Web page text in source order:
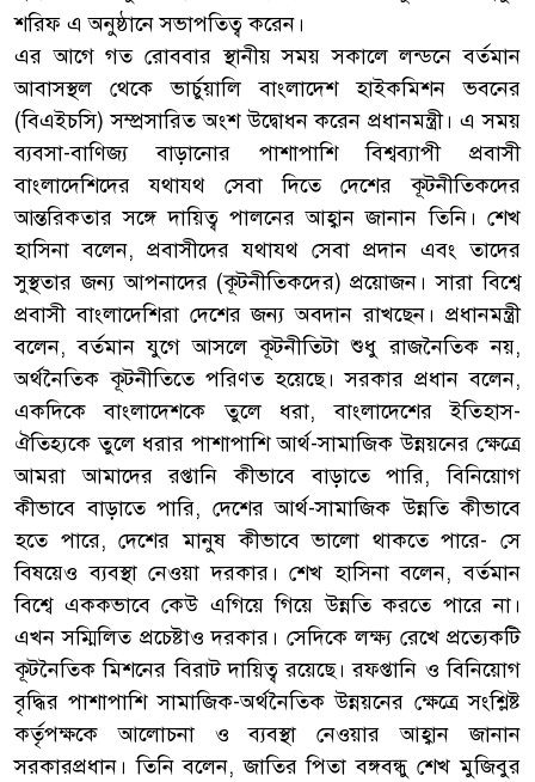
শরিফ এ অনুষ্ঠানে সভাপতিত্ব করেন।
এর আগে গত রোববার স্থানীয় সময় সকালে লন্ডনে বর্তমান
আবাসস্থল থেকে ভার্চুয়ালি বাংলাদেশ হাইকমিশন ভবনের
(বিএইচসি) সম্প্রসারিত অংশ উদ্বোধন করেন প্রধানমন্ত্রী। এ সময়
ব্যবসা-বাণিজ্য বাড়ানোর পাশাপাশি বিশ্বব্যাপী প্রবাসী
বাংলাদেশিদের যথাযথ সেবা দিতে দেশের কূটনীতিকদের
আন্তরিকতার সঙ্গে দায়িত্ব পালনের আহ্বান জানান তিনি। শেখ
হাসিনা বলেন, প্রবাসীদের যথাযথ সেবা প্রদান এবং তাদের
সুস্থতার জন্য আপনাদের (কূটনীতিকদের) প্রয়োজন। সারা বিশ্বে
প্রবাসী বাংলাদেশিরা দেশের জন্য অবদান রাখছেন। প্রধানমন্ত্রী
বলেন, বর্তমান যুগে আসলে কূটনীতিটা শুধু রাজনৈতিক নয়,
অর্থনৈতিক কূটনীতিতে পরিণত হয়েছে। সরকার প্রধান বলেন,
একদিকে বাংলাদেশকে তুলে ধরা, বাংলাদেশের ইতিহাস-
ঐতিহ্যকে তুলে ধরার পাশাপাশি আর্থ-সামাজিক উন্নয়নের ক্ষেত্রে
আমরা আমাদের রপ্তানি কীভাবে বাড়াতে পারি, বিনিয়োগ
কীভাবে বাড়াতে পারি, দেশের আর্থ-সামাজিক উন্নতি কীভাবে
হতে পারে, দেশের মানুষ কীভাবে ভালো থাকতে পারে- সে
বিষয়েও ব্যবস্থা নেওয়া দরকার। শেখ হাসিনা বলেন, বর্তমান
বিশ্বে এককভাবে কেউ এগিয়ে গিয়ে উন্নতি করতে পারে না।
এখন সম্মিলিত প্রচেষ্টাও দরকার। সেদিকে লক্ষ্য রেখে প্রত্যেকটি
কূটনৈতিক মিশনের বিরাট দায়িত্ব রয়েছে। রফপ্তানি ও বিনিয়োগ
বৃদ্ধির পাশাপাশি সামাজিক-অর্থনৈতিক উন্নয়নের ক্ষেত্রে সংশ্লিষ্ট
কর্তৃপক্ষকে আলোচনা ও ব্যবস্থা নেওয়ার আহ্বান জানান
সরকারপ্রধান। তিনি বলেন, জাতির পিতা বঙ্গবন্ধু শেখ মুজিবুর